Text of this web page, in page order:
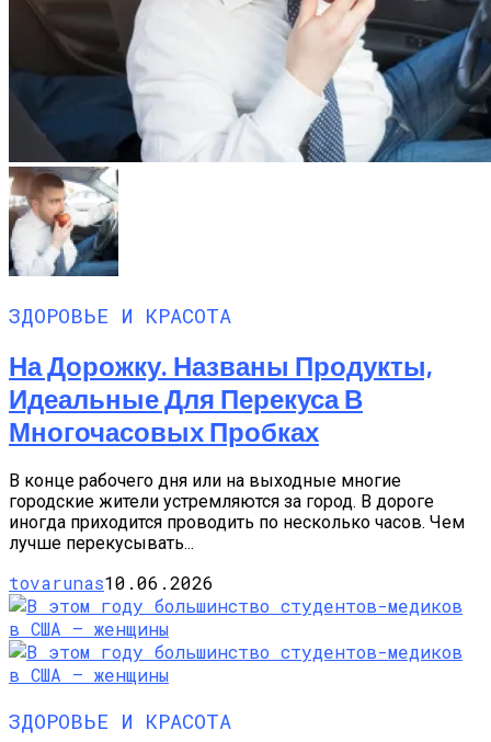
ЗДОРОВЬЕ И КРАСОТА
На Дорожку. Названы Продукты,
Идеальные Для Перекуса В
Многочасовых Пробках
В конце рабочего дня или на выходные многие
городские жители устремляются за город. В дороге
иногда приходится проводить по несколько часов. Чем
лучше перекусывать...
tovarunas10.06.2026
ЗДОРОВЬЕ И КРАСОТА